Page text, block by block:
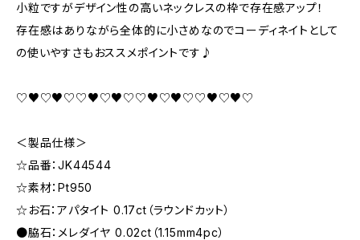
小粒ですがデザイン性の高いネックレスの枠で存在感アップ！
存在感はありながら全体的に小さめなのでコーディネイトとして
の使いやすさもおススメポイントです♪
♡♥♡♥♡♡♥♡♥♡♡♥♡♥♡♡♥♡♥♡
＜製品仕様＞
☆品番：JK44544
☆素材：Pt950
☆お石：アパタイト 0.17ct（ラウンドカット）
●脇石：メレダイヤ 0.02ct（1.15mm4pc）